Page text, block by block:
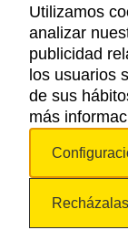
Copyright ©
Utilizamos
analizar
publicidad
los usuarios
de sus
más